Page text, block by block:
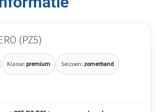
(PZ5)
Klasse: premium Seizoen: zomerband